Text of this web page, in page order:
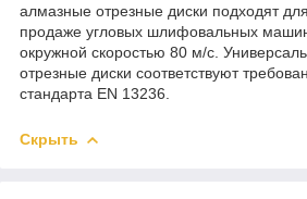
алмазные отрезные диски подходят
продаже угловых шлифовальных
окружной скоростью 80 м/с.
отрезные диски соответствуют
стандарта EN 13236.
Скрыть